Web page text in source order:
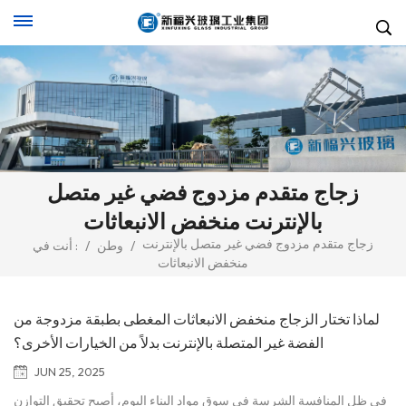
زجاج متقدم مزدوج فضي غير متصل
بالإنترنت منخفض الانبعاثات
أنت في : / وطن / زجاج متقدم مزدوج فضي غير متصل بالإنترنت
منخفض الانبعاثات
لماذا تختار الزجاج منخفض الانبعاثات المغطى بطبقة مزدوجة من
الفضة غير المتصلة بالإنترنت بدلاً من الخيارات الأخرى؟
JUN 25, 2025
في ظل المنافسة الشرسة في سوق مواد البناء اليوم، أصبح تحقيق التوازن